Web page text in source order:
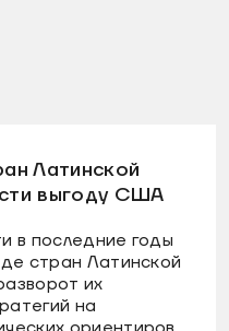
Латинской
выгоду США
в последние годы
стран Латинской
их
на